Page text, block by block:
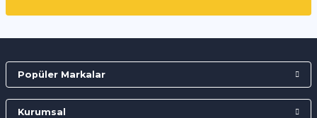
Popüler Markalar
Kurumsal